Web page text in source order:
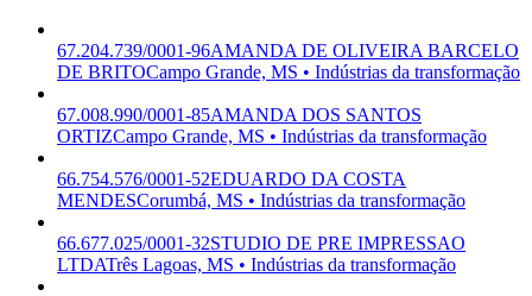
67.204.739/0001-96AMANDA DE OLIVEIRA BARCELO
DE BRITOCampo Grande, MS • Indústrias da transformação
67.008.990/0001-85AMANDA DOS SANTOS
ORTIZCampo Grande, MS • Indústrias da transformação
66.754.576/0001-52EDUARDO DA COSTA
MENDESCorumbá, MS • Indústrias da transformação
66.677.025/0001-32STUDIO DE PRE IMPRESSAO
LTDATrês Lagoas, MS • Indústrias da transformação